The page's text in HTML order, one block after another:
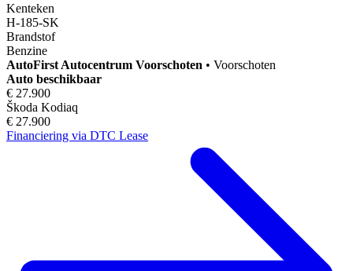
Kenteken
H-185-SK
Brandstof
Benzine
AutoFirst Autocentrum Voorschoten • Voorschoten
Auto beschikbaar
€ 27.900
Škoda Kodiaq
€ 27.900
Financiering via DTC Lease